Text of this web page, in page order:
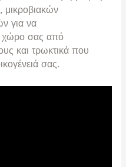
μικροβιακών
για να
χώρο σας από
και τρωκτικά που
σας.